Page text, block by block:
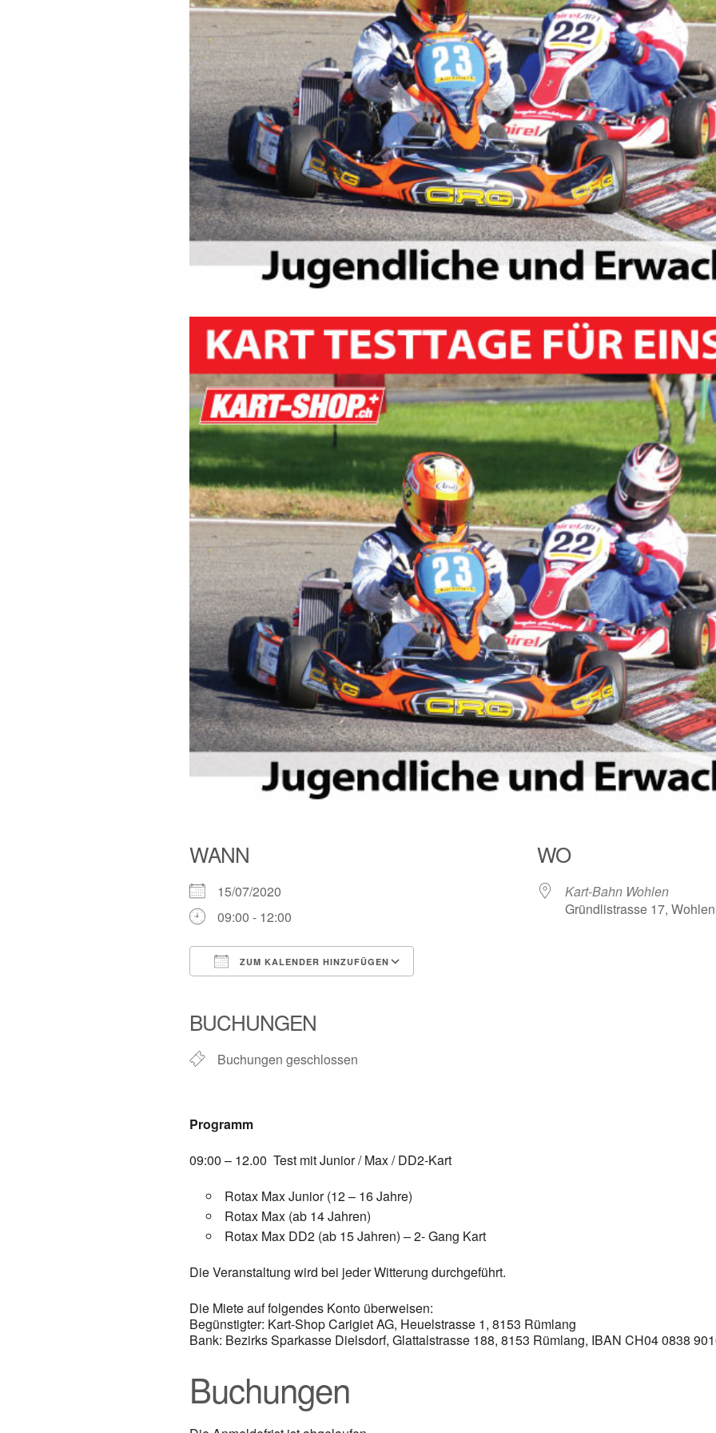
WANN
15/07/2020
09:00 - 12:00
ZUM KALENDER HINZUFÜGEN
BUCHUNGEN
Buchungen geschlossen
WO
Kart-Bahn Wohlen
Gründlistrasse 17,
Programm
09:00 – 12.00 Test mit Junior / Max / DD2-Kart
Rotax Max Junior (12 – 16 Jahre)
Rotax Max (ab 14 Jahren)
Rotax Max DD2 (ab 15 Jahren) – 2- Gang Kart
Die Veranstaltung wird bei jeder Witterung durchgeführt.
Die Miete auf folgendes Konto überweisen:
Begünstigter: Kart-Shop Carigiet AG, Heuelstrasse 1, 8153 Rümlang
Bank: Bezirks Sparkasse Dielsdorf, Glattalstrasse 188, 8153 Rümlang, IBAN CH04 0838
Buchungen